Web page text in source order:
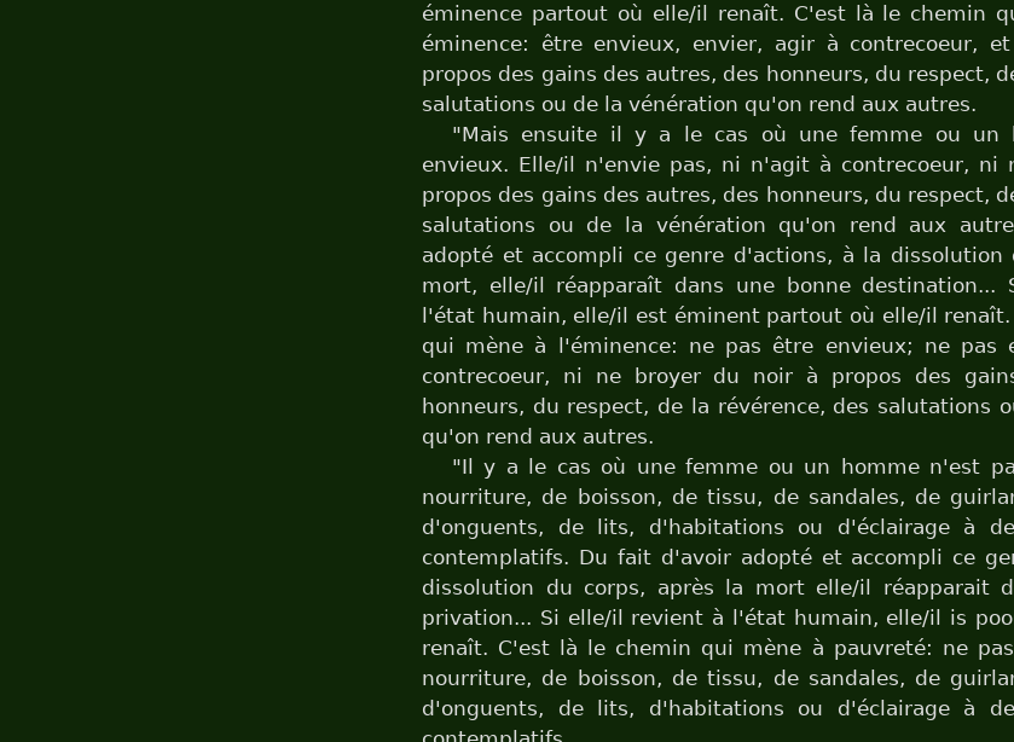
éminence partout où elle/il renaît. C'est là le chemin
éminence: être envieux, envier, agir à contrecoeur,
propos des gains des autres, des honneurs, du respect,
salutations ou de la vénération qu'on rend aux autres.
"Mais ensuite il y a le cas où une femme ou un
envieux. Elle/il n'envie pas, ni n'agit à contrecoeur, ni
propos des gains des autres, des honneurs, du respect,
salutations ou de la vénération qu'on rend aux
adopté et accompli ce genre d'actions, à la dissolution
mort, elle/il réapparaît dans une bonne destination...
l'état humain, elle/il est éminent partout où elle/il
qui mène à l'éminence: ne pas être envieux; ne pas
contrecoeur, ni ne broyer du noir à propos des
honneurs, du respect, de la révérence, des salutations
qu'on rend aux autres.
"Il y a le cas où une femme ou un homme n'est
nourriture, de boisson, de tissu, de sandales, de
d'onguents, de lits, d'habitations ou d'éclairage à
contemplatifs. Du fait d'avoir adopté et accompli ce
dissolution du corps, après la mort elle/il réapparait
privation... Si elle/il revient à l'état humain, elle/il is
renaît. C'est là le chemin qui mène à pauvreté: ne
nourriture, de boisson, de tissu, de sandales, de
d'onguents, de lits, d'habitations ou d'éclairage à